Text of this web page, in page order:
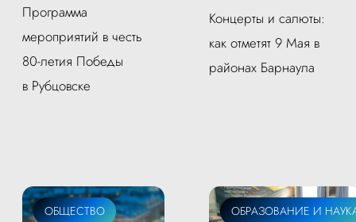
Программа
мероприятий в честь
80-летия Победы
в Рубцовске
Концерты и салюты:
как отметят 9 Мая в
районах Барнаула
ОБЩЕСТВО ОБРАЗОВАНИЕ И